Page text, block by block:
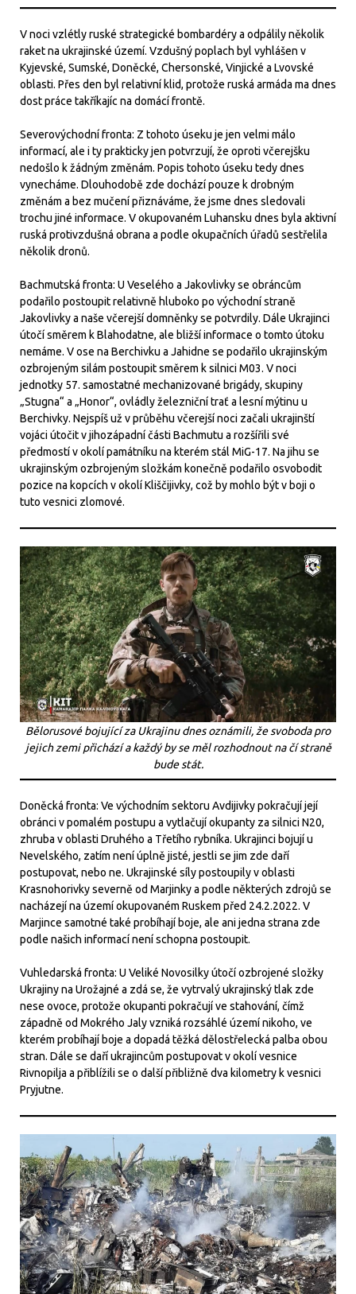
V noci vzlétly ruské strategické bombardéry a odpálily několik
raket na ukrajinské území. Vzdušný poplach byl vyhlášen v
Kyjevské, Sumské, Doněcké, Chersonské, Vinjické a Lvovské
oblasti. Přes den byl relativní klid, protože ruská armáda ma dnes
dost práce takříkajíc na domácí frontě.
Severovýchodní fronta: Z tohoto úseku je jen velmi málo
informací, ale i ty prakticky jen potvrzují, že oproti včerejšku
nedošlo k žádným změnám. Popis tohoto úseku tedy dnes
vynecháme. Dlouhodobě zde dochází pouze k drobným
změnám a bez mučení přiznáváme, že jsme dnes sledovali
trochu jiné informace. V okupovaném Luhansku dnes byla aktivní
ruská protivzdušná obrana a podle okupačních úřadů sestřelila
několik dronů.
Bachmutská fronta: U Veselého a Jakovlivky se obráncům
podařilo postoupit relativně hluboko po východní straně
Jakovlivky a naše včerejší domněnky se potvrdily. Dále Ukrajinci
útočí směrem k Blahodatne, ale bližší informace o tomto útoku
nemáme. V ose na Berchivku a Jahidne se podařilo ukrajinským
ozbrojeným silám postoupit směrem k silnici M03. V noci
jednotky 57. samostatné mechanizované brigády, skupiny
„Stugna“ a „Honor“, ovládly železniční trať a lesní mýtinu u
Berchivky. Nejspíš už v průběhu včerejší noci začali ukrajinští
vojáci útočit v jihozápadní části Bachmutu a rozšířili své
předmostí v okolí památníku na kterém stál MiG-17. Na jihu se
ukrajinským ozbrojeným složkám konečně podařilo osvobodit
pozice na kopcích v okolí Kliščijivky, což by mohlo být v boji o
tuto vesnici zlomové.
Bělorusové bojující za Ukrajinu dnes oznámili, že svoboda pro
jejich zemi přichází a každý by se měl rozhodnout na čí straně
bude stát.
Doněcká fronta: Ve východním sektoru Avdijivky pokračují její
obránci v pomalém postupu a vytlačují okupanty za silnici N20,
zhruba v oblasti Druhého a Třetího rybníka. Ukrajinci bojují u
Nevelského, zatím není úplně jisté, jestli se jim zde daří
postupovat, nebo ne. Ukrajinské síly postoupily v oblasti
Krasnohorivky severně od Marjinky a podle některých zdrojů se
nacházejí na území okupovaném Ruskem před 24.2.2022. V
Marjince samotné také probíhají boje, ale ani jedna strana zde
podle našich informací není schopna postoupit.
Vuhledarská fronta: U Veliké Novosilky útočí ozbrojené složky
Ukrajiny na Urožajné a zdá se, že vytrvalý ukrajinský tlak zde
nese ovoce, protože okupanti pokračují ve stahování, čímž
západně od Mokrého Jaly vzniká rozsáhlé území nikoho, ve
kterém probíhají boje a dopadá těžká dělostřelecká palba obou
stran. Dále se daří ukrajincům postupovat v okolí vesnice
Rivnopilja a přiblížili se o další přibližně dva kilometry k vesnici
Pryjutne.